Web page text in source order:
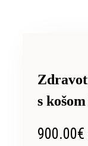
s
900.00€